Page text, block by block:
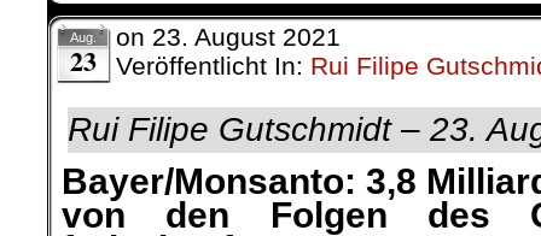
Aug.
23
on 23. August 2021
Veröffentlicht In: Rui Filipe
Rui Filipe Gutschmidt – 23.
Bayer/Monsanto: 3,8
von den Folgen des